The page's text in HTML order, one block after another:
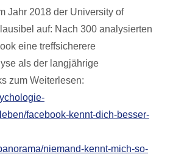
Jahr 2018 der University of
auf: Nach 300 analysierten
eine treffsicherere
als der langjährige
zum Weiterlesen:
facebook-kennt-dich-besser-
niemand-kennt-mich-so-